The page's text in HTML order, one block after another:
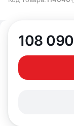
108 090